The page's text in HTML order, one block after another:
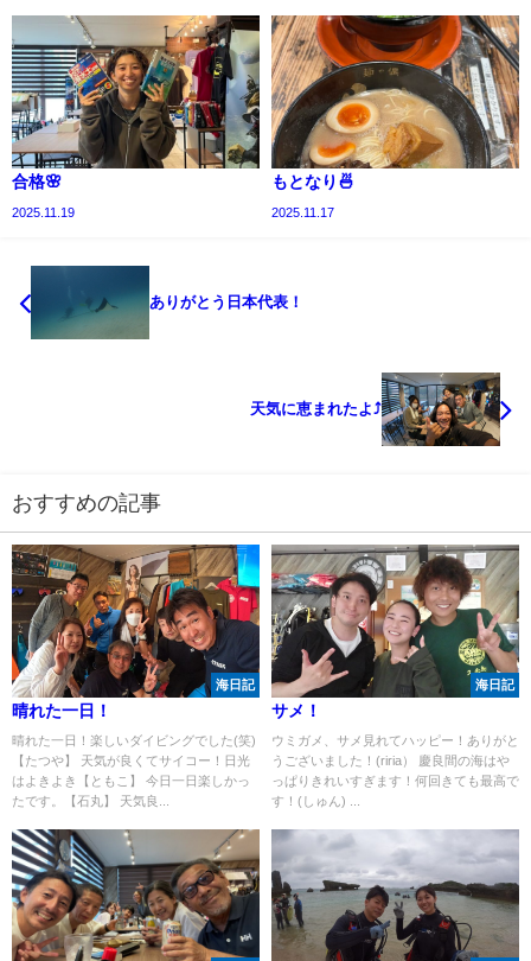
合格🌸
2025.11.19
もとなり🍜
2025.11.17
ありがとう日本代表！
天気に恵まれたよ⤴
おすすめの記事
海日記
晴れた一日！
晴れた一日！楽しいダイビングでした(笑)
【たつや】 天気が良くてサイコー！日光
はよきよき【ともこ】 今日一日楽しかっ
たです。【石丸】 天気良...
海日記
サメ！
ウミガメ、サメ見れてハッピー！ありがと
うございました！(riria） 慶良間の海はや
っぱりきれいすぎます！何回きても最高で
す！(しゅん) ...